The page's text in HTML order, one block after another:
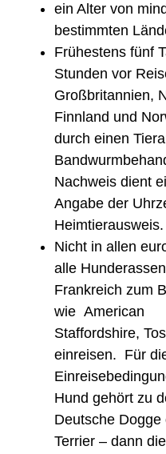
ein Alter von
bestimmten
Frühestens fünf
Stunden vor
Großbritannien,
Finnland und
durch einen
Nachweis dient
Angabe der
Heimtierausweis.
Nicht in allen
alle
Frankreich zum
wie American
Staffordshire,
einreisen. Für
Hund gehört zu
Deutsche Dogge
Terrier – dann